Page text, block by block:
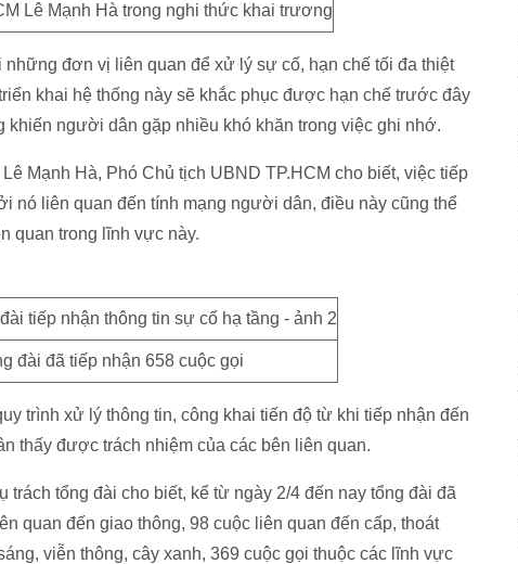
Lê Mạnh Hà trong nghi thức khai trương
đơn vị liên quan để xử lý sự cố, hạn chế tối đa thiệt
khai hệ thống này sẽ khắc phục được hạn chế trước đây
khiến người dân gặp nhiều khó khăn trong việc ghi nhớ.
Mạnh Hà, Phó Chủ tịch UBND TP.HCM cho biết, việc tiếp
nó liên quan đến tính mạng người dân, điều này cũng thể
quan trong lĩnh vực này.
đài đã tiếp nhận 658 cuộc gọi
trình xử lý thông tin, công khai tiến độ từ khi tiếp nhận đến
thấy được trách nhiệm của các bên liên quan.
tổng đài cho biết, kể từ ngày 2/4 đến nay tổng đài đã
quan đến giao thông, 98 cuộc liên quan đến cấp, thoát
viễn thông, cây xanh, 369 cuộc gọi thuộc các lĩnh vực